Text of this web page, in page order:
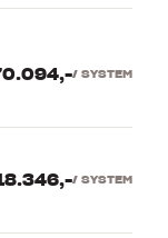
/ SYSTEM
/ SYSTEM